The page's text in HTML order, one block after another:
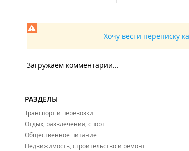
Хочу вести переписку
Загружаем комментарии...
РАЗДЕЛЫ
Транспорт и перевозки
Отдых, развлечения, спорт
Общественное питание
Недвижимость, строительство и ремонт